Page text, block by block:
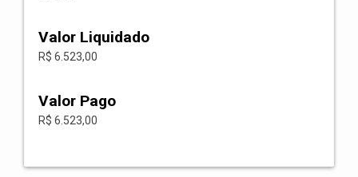
Valor Liquidado
R$ 6.523,00
Valor Pago
R$ 6.523,00